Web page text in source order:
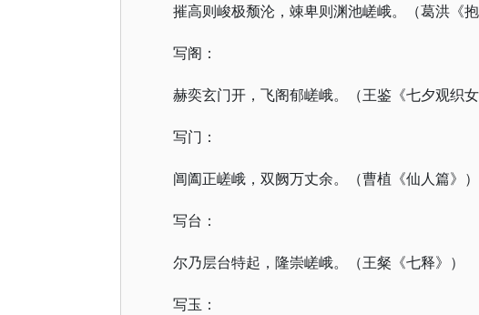
摧高则峻极颓沦，竦卑则渊池嵯峨。（葛洪《抱
写阁：
赫奕玄门开，飞阁郁嵯峨。（王鉴《七夕观织女
写门：
阊阖正嵯峨，双阙万丈余。（曹植《仙人篇》）
写台：
尔乃层台特起，隆崇嵯峨。（王粲《七释》）
写玉：